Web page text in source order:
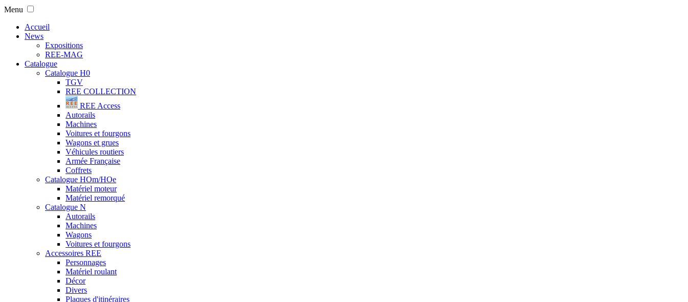
Menu
Accueil
News
Expositions
REE-MAG
Catalogue
Catalogue H0
TGV
REE COLLECTION
REE Access
Autorails
Machines
Voitures et fourgons
Wagons et grues
Véhicules routiers
Armée Française
Coffrets
Catalogue HOm/HOe
Matériel moteur
Matériel remorqué
Catalogue N
Autorails
Machines
Wagons
Voitures et fourgons
Accessoires REE
Personnages
Matériel roulant
Décor
Divers
Plaques d'itinéraires